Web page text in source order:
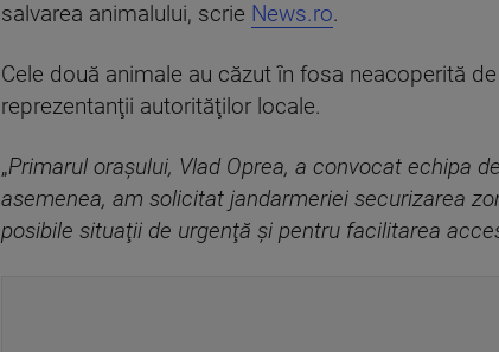
salvarea animalului, scrie News.ro.
Cele două animale au căzut în fosa neacoperită
reprezentanţii autorităţilor locale.
„Primarul oraşului, Vlad Oprea, a convocat echipa
asemenea, am solicitat jandarmeriei securizarea
posibile situaţii de urgenţă şi pentru facilitarea